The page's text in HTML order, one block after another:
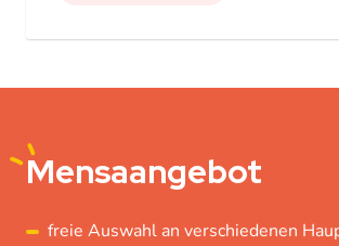
Mensaangebot
freie Auswahl an verschiedenen